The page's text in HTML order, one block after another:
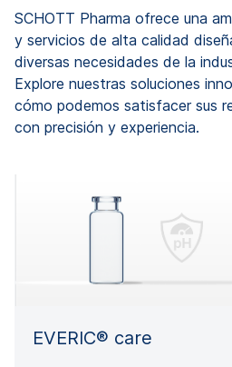
SCHOTT Pharma ofrece una
y servicios de alta calidad
diversas necesidades de la
Explore nuestras soluciones
cómo podemos satisfacer sus
con precisión y experiencia.
EVERIC® care